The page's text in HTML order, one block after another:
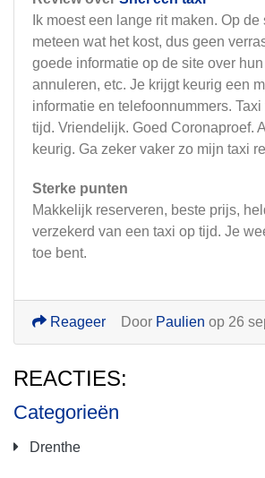
Categorieën
Drenthe
Ik moest een lange rit maken. Op de
meteen wat het kost, dus geen
goede informatie op de site over
annuleren, etc. Je krijgt keurig een
informatie en telefoonnummers.
tijd. Vriendelijk. Goed Coronaproef.
keurig. Ga zeker vaker zo mijn taxi
Sterke punten
Makkelijk reserveren, beste prijs,
verzekerd van een taxi op tijd. Je
toe bent.
Door Paulien op 26
Reageer
REACTIES: